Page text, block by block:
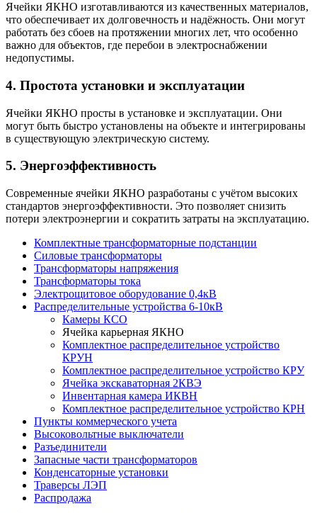
Ячейки ЯКНО изготавливаются из качественных материалов,
что обеспечивает их долговечность и надёжность. Они могут
работать без сбоев на протяжении многих лет, что особенно
важно для объектов, где перебои в электроснабжении
недопустимы.
4. Простота установки и эксплуатации
Ячейки ЯКНО просты в установке и эксплуатации. Они
могут быть быстро установлены на объекте и интегрированы
в существующую электрическую систему.
5. Энергоэффективность
Современные ячейки ЯКНО разработаны с учётом высоких
стандартов энергоэффективности. Это позволяет снизить
потери электроэнергии и сократить затраты на эксплуатацию.
Комплектные трансформаторные подстанции
Силовые трансформаторы
Трансформаторы напряжения
Трансформаторы тока
Электрощитовое оборудование 0,4кВ
Распределительные устройства 6-10кВ
Камеры КСО
Ячейка карьерная ЯКНО
Комплектное распределительное устройство
КРУН
Комплектное распределительное устройство КРУ
Ячейка экскаваторная 2КВЭ
Инвентарная камера ИКВН
Комплектное распределительное устройство КРН
Пункты коммерческого учета
Высоковольтные выключатели
Разъединители
Запасные части трансформаторов
Конденсаторные установки
Траверсы ЛЭП
Распродажа